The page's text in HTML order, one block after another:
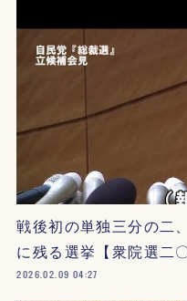
戦後初の単独三分の二
に残る選挙【衆院選二
2026.02.09 04:27